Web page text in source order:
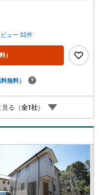
収納 出窓 テラス東宝ハ
人を知り、理解することか
ちんとお聞きし、しっかり
ションが大切になります。
にベストな「住まい」をご
。インターネット予約で当
方は「ご要望・ご質問欄」
おいて、全国第9位の売買仲
さんのお客様からのお言葉
敵なお家探しをお約束しま
思われたらまずは、お気軽
ませんか？スタッフ一同お
ります。
ュー 32件
）
無料）
る（全1社）